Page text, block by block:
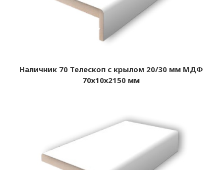
Наличник 70 Телескоп с крылом 20/30 мм МДФ
70х10х2150 мм